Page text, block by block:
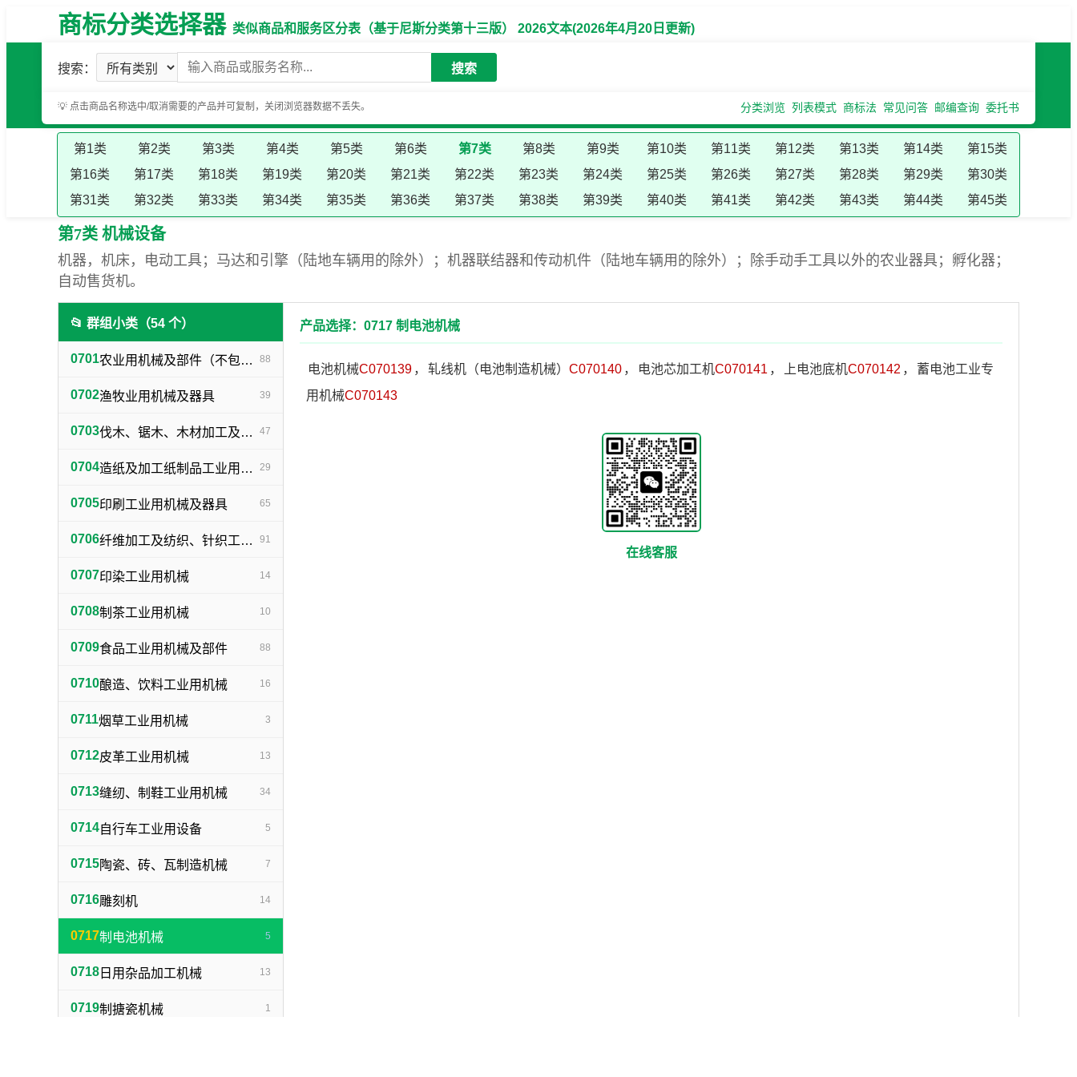
商标分类选择器类似商品和服务区分表（基于尼斯分类第十三版） 2026文本(2026年4月20日更新)
搜索： 搜索
💡 点击商品名称选中/取消需要的产品并可复制，关闭浏览器数据不丢失。 分类浏览 列表模式 商标法 常见问答 邮编查询 委托书
第1类 第2类 第3类 第4类 第5类 第6类 第7类 第8类 第9类 第10类 第11类 第12类 第13类 第14类
第15类
第16类
第17类 第18类 第19类 第20类 第21类 第22类 第23类 第24类 第25类 第26类 第27类 第28类 第29类
第30类
第31类
第32类 第33类 第34类 第35类 第36类 第37类 第38类 第39类 第40类 第41类 第42类 第43类 第44类 第45类
第7类 机械设备
机器，机床，电动工具；马达和引擎（陆地车辆用的除外）；机器联结器和传动机件（陆地车辆用的除外）；除手动手工具以外的农业器具；孵化器；
自动售货机。
📂 群组小类（54 个）
0701 农业用机械及部件（不包括小农具） 88
0702渔牧业用机械及器具 39
0703 伐木、锯木、木材加工及火柴生产用机械及器具 47
0704 造纸及加工纸制品工业用机械及器具 29
0705印刷工业用机械及器具 65
0706 纤维加工及纺织、针织工业用机械及部件 91
0707印染工业用机械 14
0708制茶工业用机械 10
0709食品工业用机械及部件 88
0710酿造、饮料工业用机械 16
0711烟草工业用机械 3
0712皮革工业用机械 13
0713缝纫、制鞋工业用机械 34
0714自行车工业用设备 5
0715陶瓷、砖、瓦制造机械 7
0716雕刻机 14
0717制电池机械 5
0718 日用杂品加工机械 13
0719制搪瓷机械 1
产品选择：0717 制电池机械
电池机械C070139 ， 轧线机（电池制造机械） C070140 ， 电池芯加工机C070141 ， 上电池底机C070142 ，
蓄电池工业专
用机械C070143
在线客服